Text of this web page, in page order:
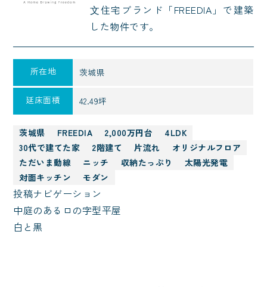
⽂住宅ブランド「FREEDIA」で建築
した物件です。
所在地 茨城県
延床面積 42.49坪
茨城県 FREEDIA 2,000万円台
4LDK
30代で建てた家
2階建て 片流れ
オリジナルフロア
ただいま動線
ニッチ 収納たっぷり
太陽光発電
対面キッチン
モダン
投稿ナビゲーション
中庭のあるロの字型平屋
白と黒